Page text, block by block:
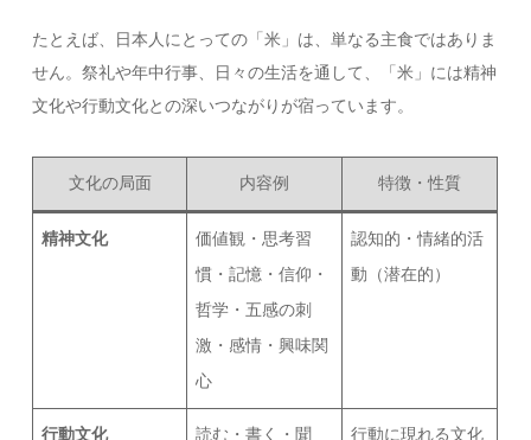
たとえば、日本人にとっての「米」は、単なる主食ではありま
せん。祭礼や年中行事、日々の生活を通して、「米」には精神
文化や行動文化との深いつながりが宿っています。
文化の局面 内容例 特徴・性質
精神文化
価値観・思考習
慣・記憶・信仰・
哲学・五感の刺
激・感情・興味関
心
認知的・情緒的活
動（潜在的）
行動文化 読む・書く・聞 行動に現れる文化